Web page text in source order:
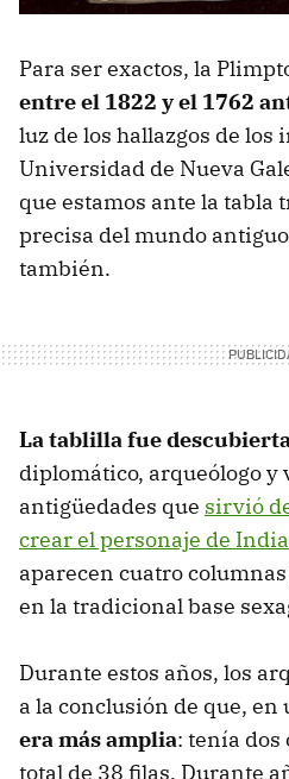
Para ser exactos, la
entre el 1822 y el 1762
luz de los hallazgos de los
Universidad de Nueva
que estamos ante la tabla
precisa del mundo
también.
La tablilla fue
diplomático, arqueólogo y
antigüedades que sirvió
crear el personaje de
aparecen cuatro
en la tradicional base
Durante estos años, los
a la conclusión de que, en
era más amplia: tenía dos
total de 38 filas. Durante